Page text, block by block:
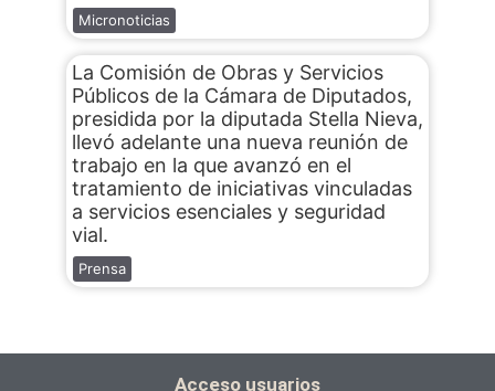
Micronoticias
La Comisión de Obras y Servicios
Públicos de la Cámara de Diputados,
presidida por la diputada Stella Nieva,
llevó adelante una nueva reunión de
trabajo en la que avanzó en el
tratamiento de iniciativas vinculadas
a servicios esenciales y seguridad
vial.
Prensa
Acceso usuarios